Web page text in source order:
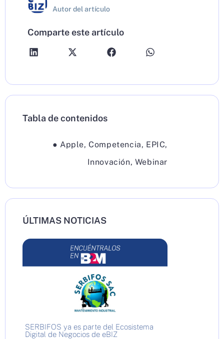
Autor del artículo
Comparte este artículo
Tabla de contenidos
● Apple, Competencia, EPIC,
Innovación, Webinar
ÚLTIMAS NOTICIAS
SERBIFOS ya es parte del Ecosistema
Digital de Negocios de eBIZ